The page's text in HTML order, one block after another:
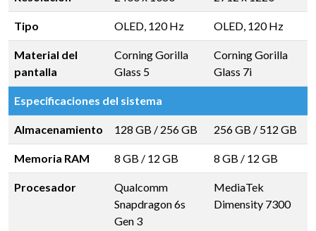
Tipo OLED, 120 Hz OLED, 120 Hz
Material del
pantalla
Corning Gorilla
Glass 5
Corning Gorilla
Glass 7i
Especificaciones del sistema
Almacenamiento 128 GB / 256 GB 256 GB / 512 GB
Memoria RAM 8 GB / 12 GB 8 GB / 12 GB
Procesador
Qualcomm
Snapdragon 6s
Gen 3
MediaTek
Dimensity 7300